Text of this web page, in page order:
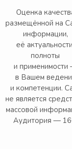
Оценка
размещённой на
информации,
её
полноты
и
в Вашем
и компетенции.
не является
массовой
Аудитория —